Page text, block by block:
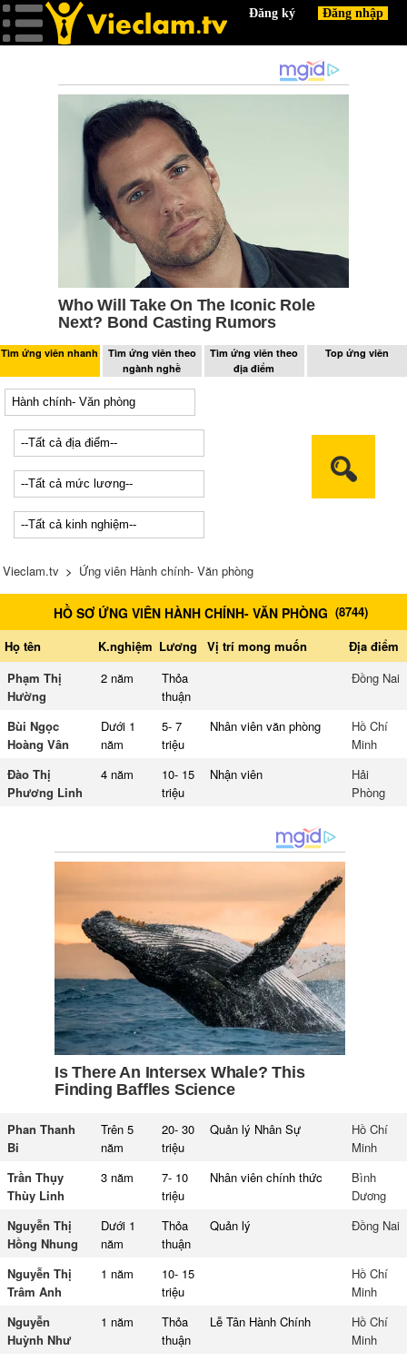
Tìm ứng viên nhanh
Tìm ứng viên theo
ngành nghề
Tìm ứng viên theo
địa điểm
Top ứng viên
Vieclam.tv > Ứng viên Hành chính- Văn phòng
HỒ SƠ ỨNG VIÊN HÀNH CHÍNH- VĂN PHÒNG (8744)
Họ tên
K.nghiệm Lương Vị trí mong muốn
Địa điểm
Phạm Thị
Hường
2 năm
Thỏa
thuận
Đồng Nai
Bùi Ngọc
Hoàng Vân
Dưới 1
năm
5- 7
triệu
Nhân viên văn phòng
Hồ Chí
Minh
Đào Thị
Phương Linh
4 năm
10- 15
triệu
Nhận viên
Hải
Phòng
Phan Thanh
Bi
Trên 5
năm
20- 30
triệu
Quản lý Nhân Sự
Hồ Chí
Minh
Trần Thụy
Thùy Linh
3 năm
7- 10
triệu
Nhân viên chính thức
Bình
Dương
Nguyễn Thị
Hồng Nhung
Dưới 1
năm
Thỏa
thuận
Quản lý Đồng Nai
Nguyễn Thị
Trâm Anh
1 năm
10- 15
triệu
Hồ Chí
Minh
Nguyễn
Huỳnh Như
1 năm
Thỏa
thuận
Lễ Tân Hành Chính
Hồ Chí
Minh